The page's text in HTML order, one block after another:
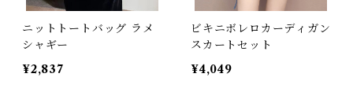
ニットトートバッグ ラメ
シャギー
¥2,837
ビキニボレロカーディガン
スカートセット
¥4,049